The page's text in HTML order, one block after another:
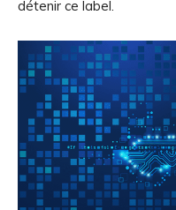
détenir ce label.